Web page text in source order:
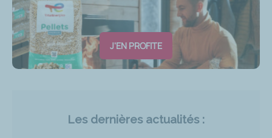
J'EN PROFITE
Les dernières actualités :